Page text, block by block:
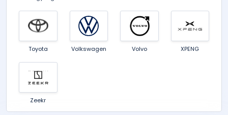
Toyota Volkswagen Volvo XPENG
Zeekr